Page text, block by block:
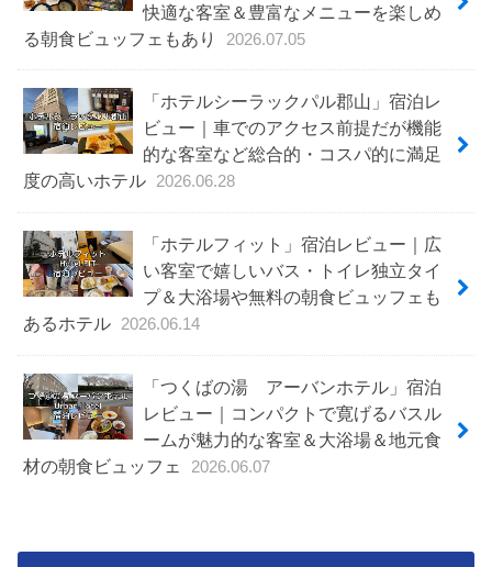
快適な客室＆豊富なメニューを楽しめ
る朝食ビュッフェもあり
2026.07.05
「ホテルシーラックパル郡山」宿泊レ
ビュー｜車でのアクセス前提だが機能
的な客室など総合的・コスパ的に満足
度の高いホテル
2026.06.28
「ホテルフィット」宿泊レビュー｜広
い客室で嬉しいバス・トイレ独立タイ
プ＆大浴場や無料の朝食ビュッフェも
あるホテル
2026.06.14
「つくばの湯 アーバンホテル」宿泊
レビュー｜コンパクトで寛げるバスル
ームが魅力的な客室＆大浴場＆地元食
材の朝食ビュッフェ
2026.06.07